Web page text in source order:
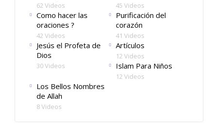
62 Videos 45 Videos
Como hacer las
oraciones ?
42 Videos
Purificación del
corazón
41 Videos
Jesús el Profeta de
Dios
30 Videos
Artículos
12 Videos
Islam Para Niños
12 Videos
Los Bellos Nombres
de Allah
8 Videos